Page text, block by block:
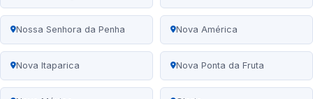
Nossa Senhora da Penha Nova América
Nova Itaparica Nova Ponta da Fruta